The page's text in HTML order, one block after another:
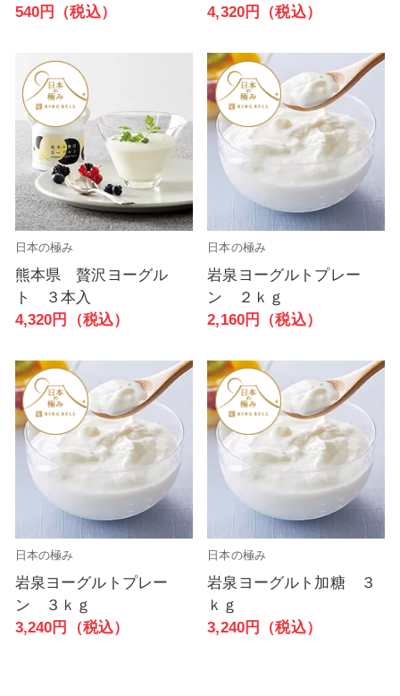
540円（税込）
4,320円（税込）
日本の極み
熊本県 贅沢ヨーグル
ト ３本入
4,320円（税込）
日本の極み
岩泉ヨーグルトプレー
ン ２ｋｇ
2,160円（税込）
日本の極み
岩泉ヨーグルトプレー
ン ３ｋｇ
3,240円（税込）
日本の極み
岩泉ヨーグルト加糖 ３
ｋｇ
3,240円（税込）